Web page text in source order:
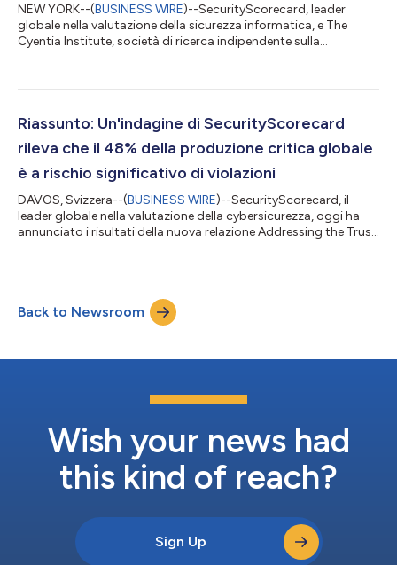
NEW YORK--(BUSINESS WIRE)--SecurityScorecard, leader
globale nella valutazione della sicurezza informatica, e The
Cyentia Institute, società di ricerca indipendente sulla
con almeno una terza parte soggetta a una violazione nel corso
(and Fourth) Party Kind (Incontri ravvicinati del tipo con terze -
Riassunto: Un'indagine di SecurityScorecard
rileva che il 48% della produzione critica globale
è a rischio significativo di violazioni
DAVOS, Svizzera--(BUSINESS WIRE)--SecurityScorecard, il
leader globale nella valutazione della cybersicurezza, oggi ha
annunciato i risultati della nuova relazione Addressing the Trust
"D" o "F" sulla piattaforma per la valutazione della sicurezza di
SecurityScorecard. Pubblicato in concomitanza co...
Back to Newsroom
Wish your news had
this kind of reach?
Sign Up